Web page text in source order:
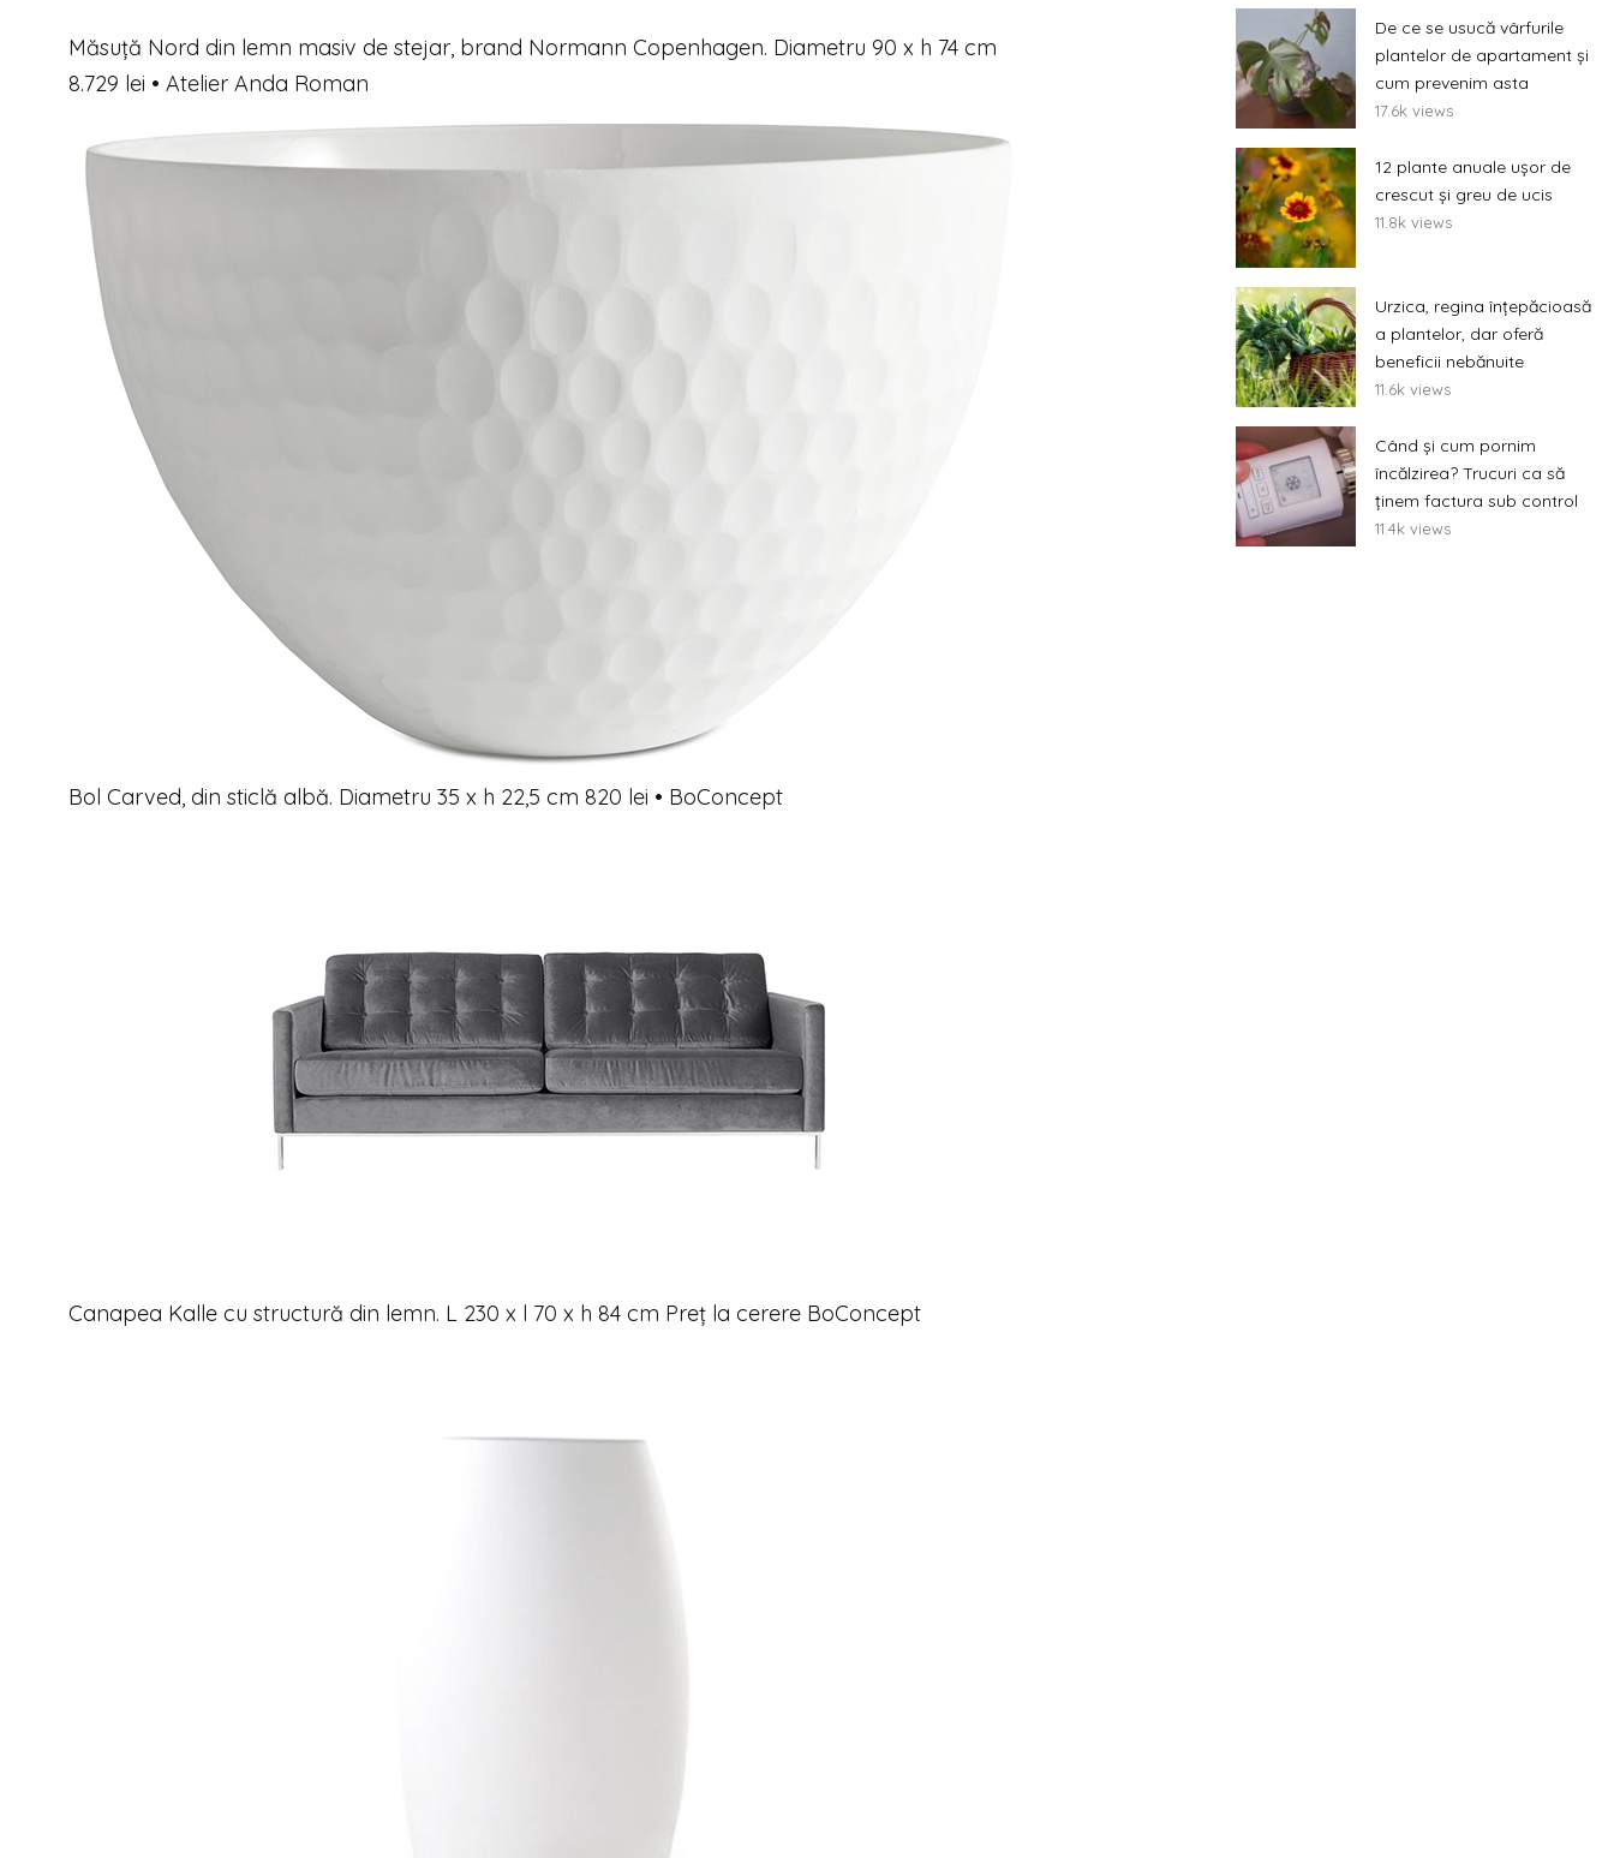
Măsuță Nord din lemn masiv de stejar, brand Normann Copenhagen. Diametru 90 x h 74 cm
8.729 lei • Atelier Anda Roman
Bol Carved, din sticlă albă. Diametru 35 x h 22,5 cm 820 lei • BoConcept
Canapea Kalle cu structură din lemn. L 230 x l 70 x h 84 cm Preț la cerere BoConcept
De ce se usucă vârfurile
plantelor de apartament și
cum prevenim asta
17.6k views
12 plante anuale ușor de
crescut și greu de ucis
11.8k views
Urzica, regina înțepăcioasă
a plantelor, dar oferă
beneficii nebănuite
11.6k views
Când și cum pornim
încălzirea? Trucuri ca să
ținem factura sub control
11.4k views